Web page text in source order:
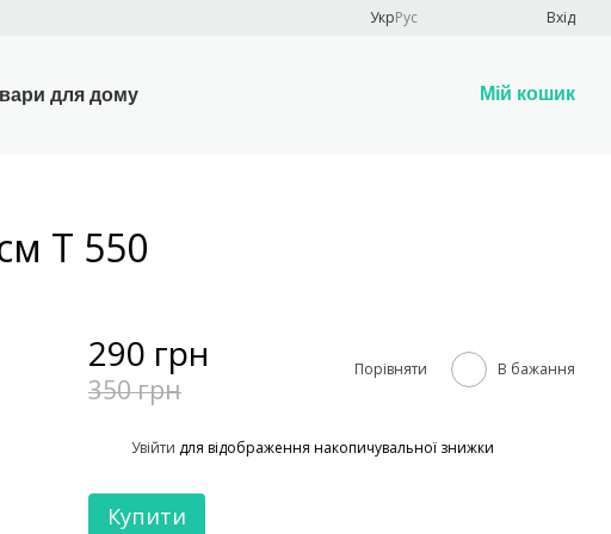
УкрРус Вхід
для дому Мій кошик
T 550
290 грн
350 грн
Порівняти В бажання
Увійти для відображення накопичувальної знижки
Купити